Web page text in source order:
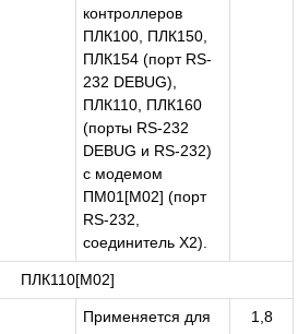
контроллеров
ПЛК100, ПЛК150,
ПЛК154 (порт RS-
232 DEBUG),
ПЛК110, ПЛК160
(порты RS-232
DEBUG и RS-232)
с модемом
ПМ01[M02] (порт
RS-232,
соединитель Х2).
ПЛК110[М02]
Применяется для
1,8